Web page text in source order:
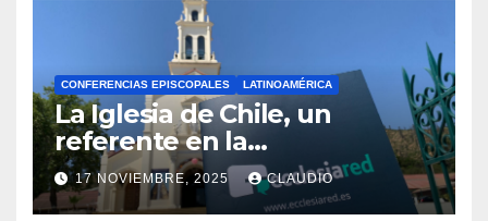
CONFERENCIAS EPISCOPALES LATINOAMÉRICA
La Iglesia de Chile, un
referente en la
transformación digital
gracias a Ecclesiared
17 NOVIEMBRE, 2025 CLAUDIO
N